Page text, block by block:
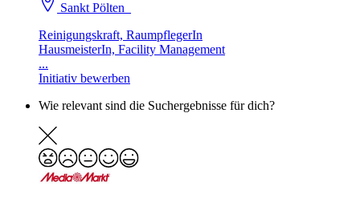
Sankt Pölten
Reinigungskraft, RaumpflegerIn
HausmeisterIn, Facility Management
...
Initiativ bewerben
Wie relevant sind die Suchergebnisse für dich?